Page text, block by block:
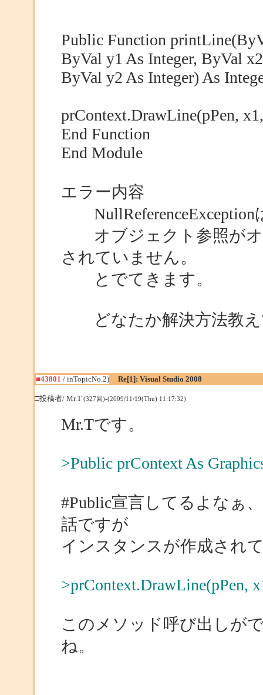
Public Function
ByVal y1 As Integer, ByVal
ByVal y2 As Integer) As
prContext.DrawLine(pPen,
End Function
End Module
エラー内容
NullReferenceException
オブジェクト参照がオ
されていません。
とでてきます。
どなたか解決方法教え
■43801 / inTopicNo.2) Re[1]: Visual Studio 2008
□投稿者/ Mr.T (327回)-(2009/11/19(Thu) 11:17:32)
Mr.Tです。
>Public prContext As
#Public宣言してるよなぁ
話ですが
インスタンスが作成され
>prContext.DrawLine(pPen,
このメソッド呼び出しが
ね。